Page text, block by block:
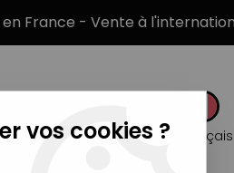
France - Vente à
Français
vos cookies ?